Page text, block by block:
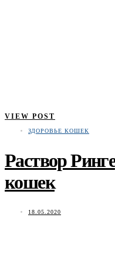
VIEW POST
ЗДОРОВЬЕ КОШЕК
Раствор
кошек
18.05.2020